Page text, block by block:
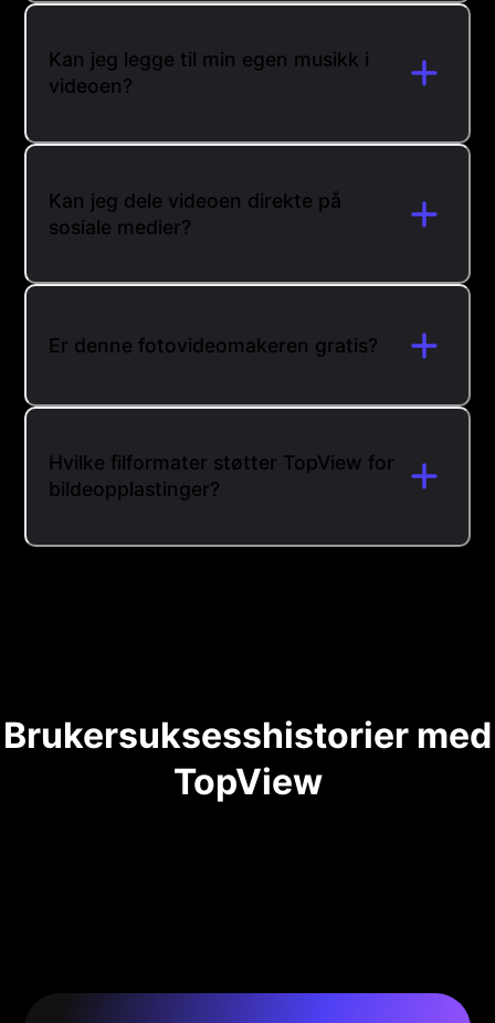
Kan jeg legge til min egen musikk i
videoen?
Kan jeg dele videoen direkte på
sosiale medier?
Er denne fotovideomakeren gratis?
Hvilke filformater støtter TopView for
bildeopplastinger?
Brukersuksesshistorier med
TopView